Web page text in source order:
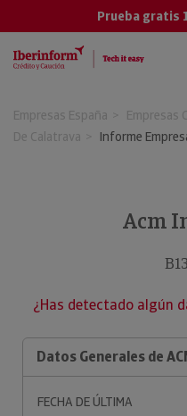
Prueba gratis
Empresas España Empresas
De Calatrava
Informe
Acm
¿Has detectado algún
Datos Generales de
FECHA DE ÚLTIMA